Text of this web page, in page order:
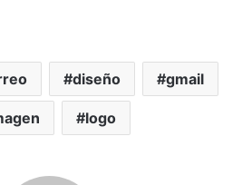
diseño gmail
logo